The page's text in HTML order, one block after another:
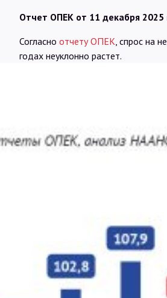
Отчет ОПЕК от 11 декабря 2025
Согласно отчету ОПЕК, спрос на
годах неуклонно растет.